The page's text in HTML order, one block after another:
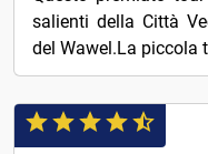
salienti della Città
del Wawel.La piccola